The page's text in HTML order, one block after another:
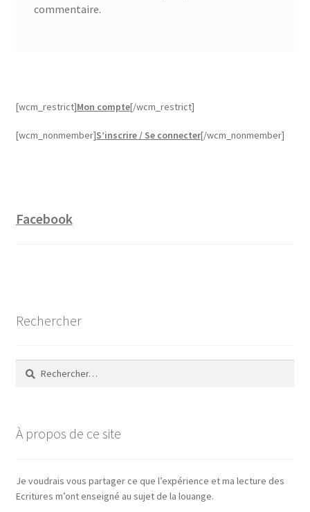
commentaire.
[wcm_restrict]Mon compte[/wcm_restrict]
[wcm_nonmember]S’inscrire / Se connecter[/wcm_nonmember]
Facebook
Rechercher
Rechercher :
À propos de ce site
Je voudrais vous partager ce que l’expérience et ma lecture des
Ecritures m’ont enseigné au sujet de la louange.